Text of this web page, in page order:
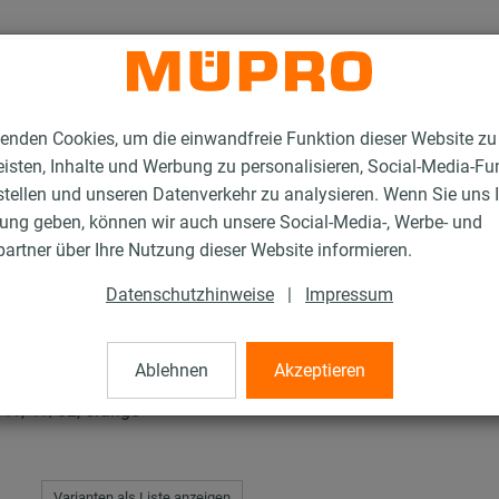
Cookies, um die einwandfreie Funktion dieser Website zu
Inhalte und Werbung zu personalisieren, Social-Media-
und unseren Datenverkehr zu analysieren. Wenn Sie uns
geben, können wir auch unsere Social-Media-, Werbe- und
über Ihre Nutzung dieser Website informieren.
Datenschutzhinweise | Impressum
Ablehnen Akzeptieren
Abschlusskappen
41/82, orange